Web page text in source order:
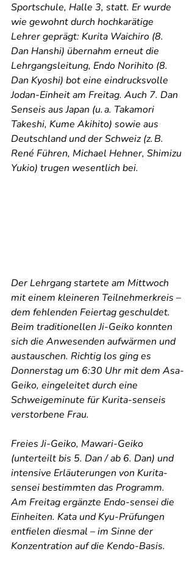
Sportschule, Halle 3, statt. Er wurde
wie gewohnt durch hochkarätige
Lehrer geprägt: Kurita Waichiro (8.
Dan Hanshi) übernahm erneut die
Lehrgangsleitung, Endo Norihito (8.
Dan Kyoshi) bot eine eindrucksvolle
Jodan-Einheit am Freitag. Auch 7. Dan
Senseis aus Japan (u. a. Takamori
Takeshi, Kume Akihito) sowie aus
Deutschland und der Schweiz (z. B.
René Führen, Michael Hehner, Shimizu
Yukio) trugen wesentlich bei.
Der Lehrgang startete am Mittwoch
mit einem kleineren Teilnehmerkreis –
dem fehlenden Feiertag geschuldet.
Beim traditionellen Ji-Geiko konnten
sich die Anwesenden aufwärmen und
austauschen. Richtig los ging es
Donnerstag um 6:30 Uhr mit dem Asa-
Geiko, eingeleitet durch eine
Schweigeminute für Kurita-senseis
verstorbene Frau.
Freies Ji-Geiko, Mawari-Geiko
(unterteilt bis 5. Dan / ab 6. Dan) und
intensive Erläuterungen von Kurita-
sensei bestimmten das Programm.
Am Freitag ergänzte Endo-sensei die
Einheiten. Kata und Kyu-Prüfungen
entfielen diesmal – im Sinne der
Konzentration auf die Kendo-Basis.